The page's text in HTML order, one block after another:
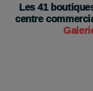
Je découvre
Les41
centre